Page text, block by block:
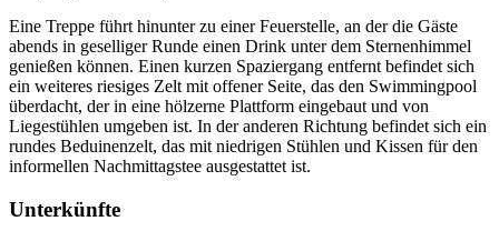
Eine Treppe führt hinunter zu einer Feuerstelle, an der die Gäste
abends in geselliger Runde einen Drink unter dem Sternenhimmel
genießen können. Einen kurzen Spaziergang entfernt befindet sich
ein weiteres riesiges Zelt mit offener Seite, das den Swimmingpool
überdacht, der in eine hölzerne Plattform eingebaut und von
Liegestühlen umgeben ist. In der anderen Richtung befindet sich ein
rundes Beduinenzelt, das mit niedrigen Stühlen und Kissen für den
informellen Nachmittagstee ausgestattet ist.
Unterkünfte